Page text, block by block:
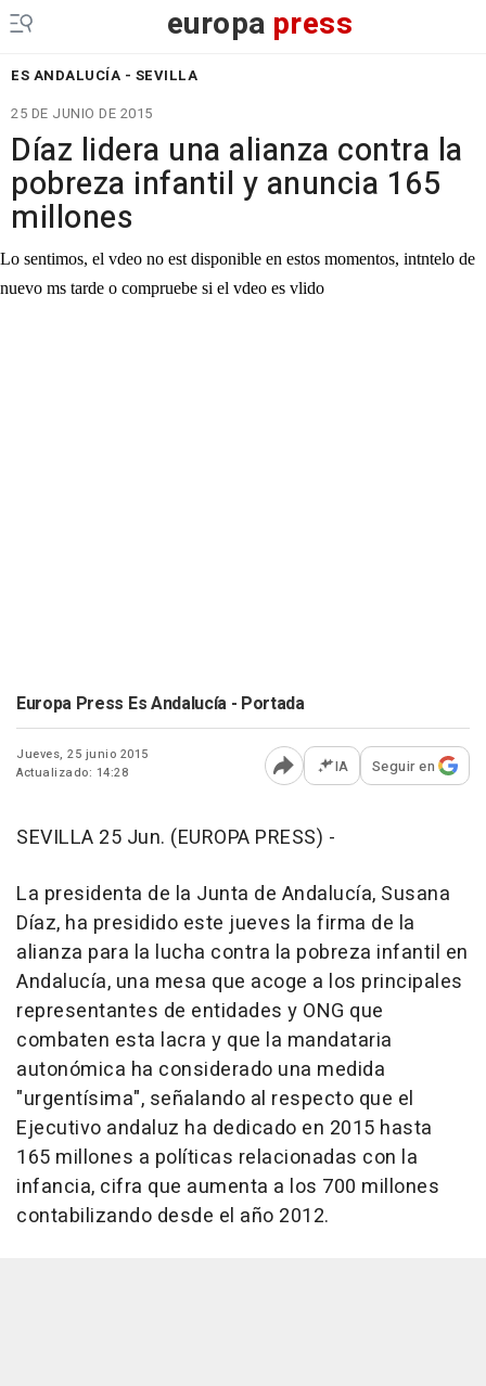
europa press
ES ANDALUCÍA - SEVILLA
25 DE JUNIO DE 2015
Díaz lidera una alianza contra la
pobreza infantil y anuncia 165
millones
Europa Press Es Andalucía - Portada
Jueves, 25 junio 2015
Actualizado: 14:28
Abrir opciones para
IA Seguir en
SEVILLA 25 Jun. (EUROPA PRESS) -
La presidenta de la Junta de Andalucía, Susana
Díaz, ha presidido este jueves la firma de la
alianza para la lucha contra la pobreza infantil en
Andalucía, una mesa que acoge a los principales
representantes de entidades y ONG que
combaten esta lacra y que la mandataria
autonómica ha considerado una medida
"urgentísima", señalando al respecto que el
Ejecutivo andaluz ha dedicado en 2015 hasta
165 millones a políticas relacionadas con la
infancia, cifra que aumenta a los 700 millones
contabilizando desde el año 2012.